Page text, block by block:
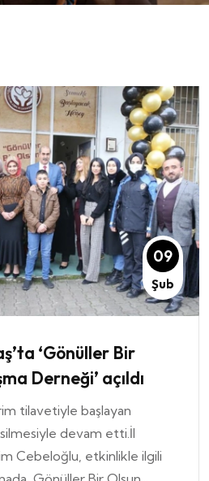
09
Şub
‘Gönüller Bir
Derneği’ açıldı
tilavetiyle başlayan
devam etti.İl
Cebeloğlu, etkinlikle ilgili